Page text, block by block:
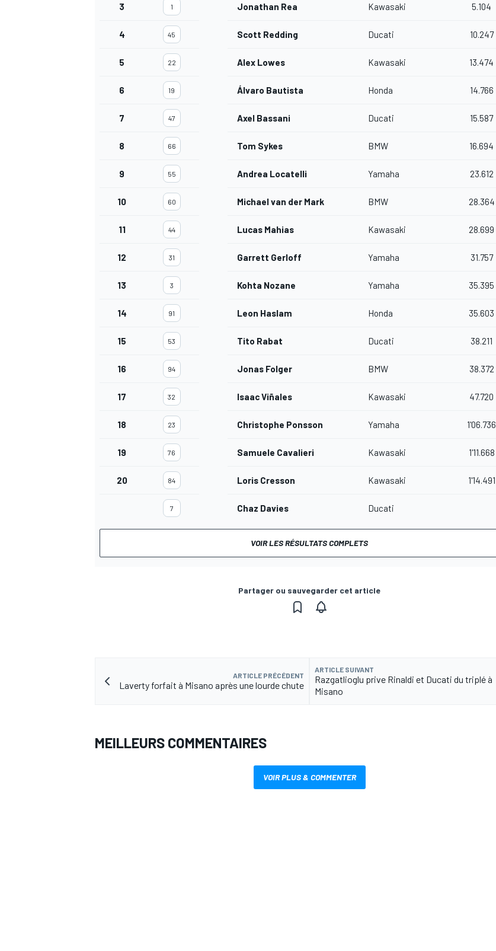
AUTRES CHAMPIONNATS
3 1 Jonathan Rea Kawasaki 5.104
4 45 Scott Redding Ducati 10.247
5 22 Alex Lowes Kawasaki 13.474
6 19 Álvaro Bautista Honda 14.766
7 47 Axel Bassani Ducati 15.587
8 66 Tom Sykes BMW 16.694
9 55 Andrea Locatelli Yamaha 23.612
10 60 Michael van der Mark BMW 28.364
11 44 Lucas Mahias Kawasaki 28.699
12 31 Garrett Gerloff Yamaha 31.757
13 3 Kohta Nozane Yamaha 35.395
14 91 Leon Haslam Honda 35.603
15 53 Tito Rabat Ducati 38.211
16 94 Jonas Folger BMW 38.372
17 32 Isaac Viñales Kawasaki 47.720
18 23 Christophe Ponsson Yamaha 1'06.736
19 76 Samuele Cavalieri Kawasaki 1'11.668
20 84 Loris Cresson Kawasaki 1'14.491
7 Chaz Davies Ducati
VOIR LES RÉSULTATS COMPLETS
Partager ou sauvegarder cet article
ARTICLE PRÉCÉDENT
Laverty forfait à Misano après une lourde chute
ARTICLE SUIVANT
Razgatlioglu prive Rinaldi et Ducati du triplé à
Misano
MEILLEURS COMMENTAIRES
VOIR PLUS & COMMENTER